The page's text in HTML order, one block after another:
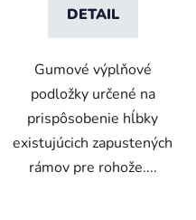
DETAIL
Gumové výplňové
podložky určené na
prispôsobenie hĺbky
existujúcich zapustených
rámov pre rohože....